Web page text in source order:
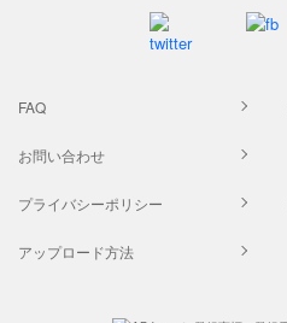
FAQ
お問い合わせ
プライバシーポリシー
アップロード方法